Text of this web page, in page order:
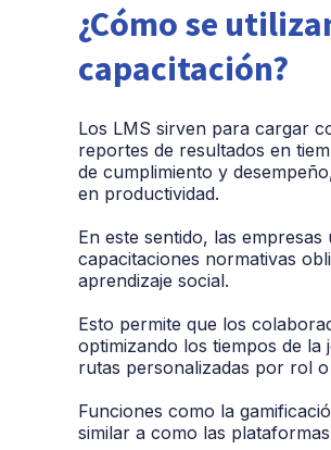
¿Cómo se
capacitación?
Los LMS sirven para cargar
reportes de resultados en
de cumplimiento y
en productividad.
En este sentido, las
capacitaciones normativas
aprendizaje social.
Esto permite que los
optimizando los tiempos de
rutas personalizadas por rol
Funciones como la
similar a como las